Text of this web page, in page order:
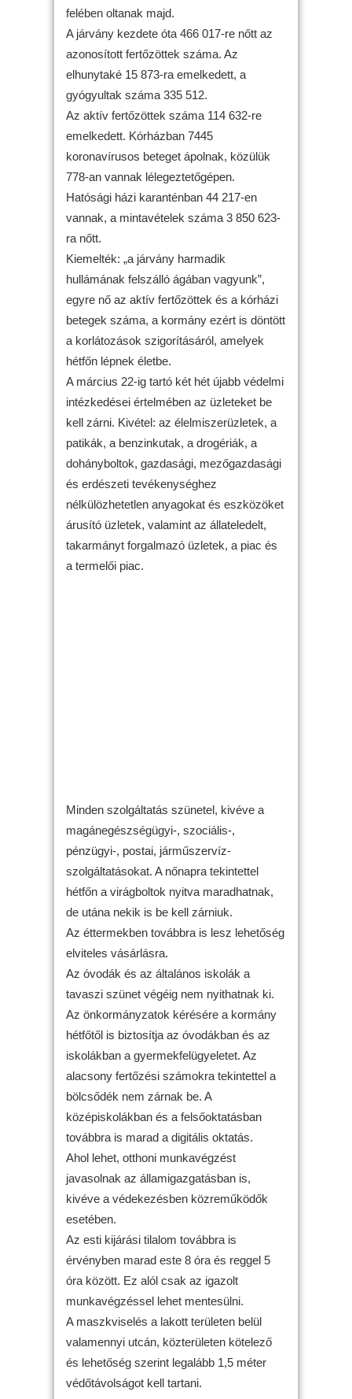
felében oltanak majd.
A járvány kezdete óta 466 017-re nőtt az
azonosított fertőzöttek száma. Az
elhunytaké 15 873-ra emelkedett, a
gyógyultak száma 335 512.
Az aktív fertőzöttek száma 114 632-re
emelkedett. Kórházban 7445
koronavírusos beteget ápolnak, közülük
778-an vannak lélegeztetőgépen.
Hatósági házi karanténban 44 217-en
vannak, a mintavételek száma 3 850 623-
ra nőtt.
Kiemelték: „a járvány harmadik
hullámának felszálló ágában vagyunk”,
egyre nő az aktív fertőzöttek és a kórházi
betegek száma, a kormány ezért is döntött
a korlátozások szigorításáról, amelyek
hétfőn lépnek életbe.
A március 22-ig tartó két hét újabb védelmi
intézkedései értelmében az üzleteket be
kell zárni. Kivétel: az élelmiszerüzletek, a
patikák, a benzinkutak, a drogériák, a
dohányboltok, gazdasági, mezőgazdasági
és erdészeti tevékenységhez
nélkülözhetetlen anyagokat és eszközöket
árusító üzletek, valamint az állateledelt,
takarmányt forgalmazó üzletek, a piac és
a termelői piac.
Minden szolgáltatás szünetel, kivéve a
magánegészségügyi-, szociális-,
pénzügyi-, postai, járműszervíz-
szolgáltatásokat. A nőnapra tekintettel
hétfőn a virágboltok nyitva maradhatnak,
de utána nekik is be kell zárniuk.
Az éttermekben továbbra is lesz lehetőség
elviteles vásárlásra.
Az óvodák és az általános iskolák a
tavaszi szünet végéig nem nyithatnak ki.
Az önkormányzatok kérésére a kormány
hétfőtől is biztosítja az óvodákban és az
iskolákban a gyermekfelügyeletet. Az
alacsony fertőzési számokra tekintettel a
bölcsődék nem zárnak be. A
középiskolákban és a felsőoktatásban
továbbra is marad a digitális oktatás.
Ahol lehet, otthoni munkavégzést
javasolnak az államigazgatásban is,
kivéve a védekezésben közreműködők
esetében.
Az esti kijárási tilalom továbbra is
érvényben marad este 8 óra és reggel 5
óra között. Ez alól csak az igazolt
munkavégzéssel lehet mentesülni.
A maszkviselés a lakott területen belül
valamennyi utcán, közterületen kötelező
és lehetőség szerint legalább 1,5 méter
védőtávolságot kell tartani.